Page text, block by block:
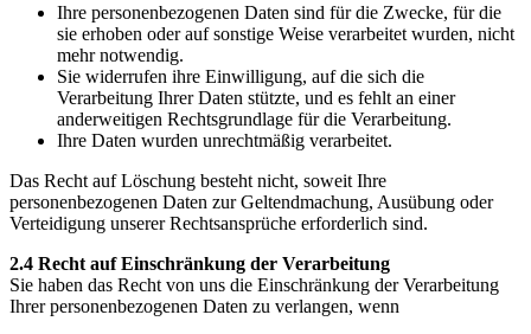
Ihre personenbezogenen Daten sind für die Zwecke, für die
sie erhoben oder auf sonstige Weise verarbeitet wurden, nicht
mehr notwendig.
Sie widerrufen ihre Einwilligung, auf die sich die
Verarbeitung Ihrer Daten stützte, und es fehlt an einer
anderweitigen Rechtsgrundlage für die Verarbeitung.
Ihre Daten wurden unrechtmäßig verarbeitet.
Das Recht auf Löschung besteht nicht, soweit Ihre
personenbezogenen Daten zur Geltendmachung, Ausübung oder
Verteidigung unserer Rechtsansprüche erforderlich sind.
2.4 Recht auf Einschränkung der Verarbeitung
Sie haben das Recht von uns die Einschränkung der Verarbeitung
Ihrer personenbezogenen Daten zu verlangen, wenn